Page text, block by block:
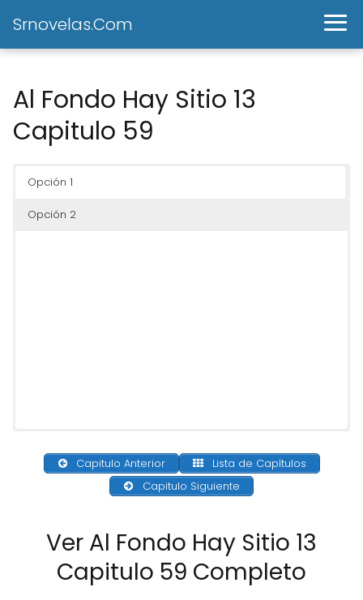
Srnovelas.Com
Al Fondo Hay Sitio 13
Capitulo 59
Opción 1
Opción 2
Capitulo Anterior
Lista de Capítulos
Capitulo Siguiente
Ver Al Fondo Hay Sitio 13
Capitulo 59 Completo